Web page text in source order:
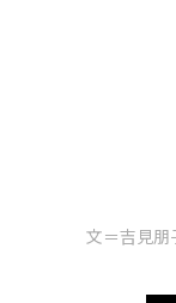
文＝吉見